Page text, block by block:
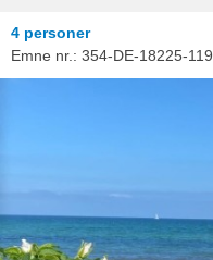
4 personer
Emne nr.: 354-DE-18225-119